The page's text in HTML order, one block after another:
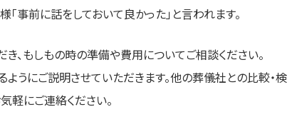
事前に話をしておいて良かった」と言われます。
、もしもの時の準備や費用についてご相談ください。
うにご説明させていただきます。他の葬儀社との比較・
軽にご連絡ください。